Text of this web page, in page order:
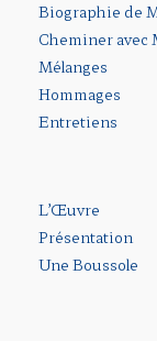
Biographie de
Cheminer avec
Mélanges
Hommages
Entretiens
L’Œuvre
Présentation
Une Boussole